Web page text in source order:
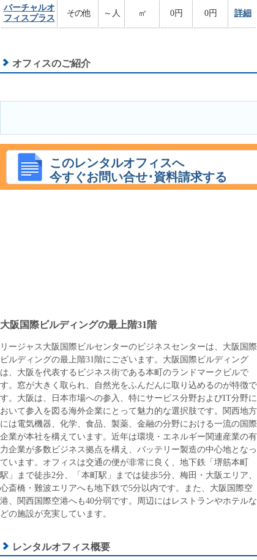
バーチャルオ
フィスプラス
その他 ～人 ㎡ 0円 0円 詳細
オフィスのご紹介
このレンタルオフィスへ
今すぐお問い合せ･資料請求する
大阪国際ビルディングの最上階31階
リージャス大阪国際ビルセンターのビジネスセンターは、大阪国際
ビルディングの最上階31階にございます。大阪国際ビルディング
は、大阪を代表するビジネス街である本町のランドマークビルで
す。窓が大きく取られ、自然光をふんだんに取り込めるのが特徴で
す。大阪は、日本市場への参入、特にサービス分野およびIT分野に
おいて参入を図る海外企業にとって魅力的な選択肢です。関西地方
には電気機器、化学、食品、製薬、金融の分野における一流の国際
企業が本社を構えています。近年は環境・エネルギー関連産業の有
力企業が多数ビジネス拠点を構え、バッテリー製造の中心地となっ
ています。オフィスは交通の便が非常に良く、地下鉄「堺筋本町
駅」まで徒歩2分、「本町駅」までは徒歩5分、梅田・大阪エリア、
心斎橋・難波エリアへも地下鉄で5分以内です。また、大阪国際空
港、関西国際空港へも40分弱です。周辺にはレストランやホテルな
どの施設が充実しています。
レンタルオフィス概要